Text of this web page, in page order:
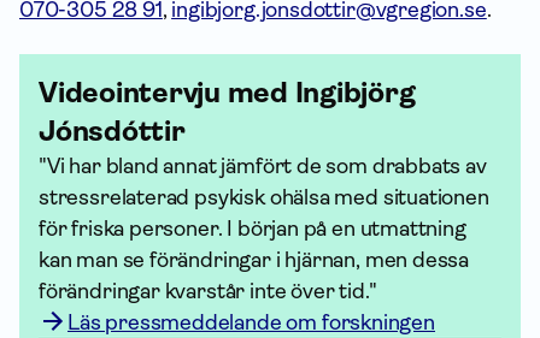
070-305 28 91 , ingibjorg.jonsdottir@vgregion.se.
Videointervju med Ingibjörg
Jónsdóttir
"Vi har bland annat jämfört de som drabbats av
stressrelaterad psykisk ohälsa med situationen
för friska personer. I början på en utmattning
kan man se förändringar i hjärnan, men dessa
förändringar kvarstår inte över tid."
Läs pressmeddelande om forskningen